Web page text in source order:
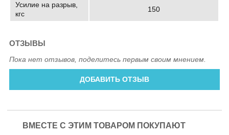
Усилие на разрыв,
кгс
150
ОТЗЫВЫ
Пока нет отзывов, поделитесь первым своим мнением.
ДОБАВИТЬ ОТЗЫВ
ВМЕСТЕ С ЭТИМ ТОВАРОМ ПОКУПАЮТ